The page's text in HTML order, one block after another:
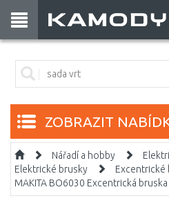
ZOBRAZIT
Nářadí a hobby
Elektrické brusky
Excentrické
MAKITA BO6030 Excentrická